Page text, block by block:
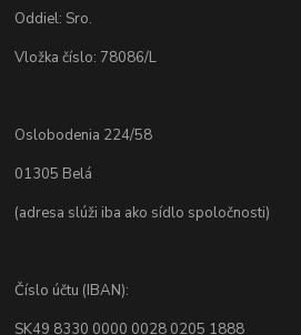
Oddiel: Sro.
Vložka číslo: 78086/L
Oslobodenia 224/58
01305 Belá
(adresa slúži iba ako sídlo spoločnosti)
Číslo účtu (IBAN):
SK49 8330 0000 0028 0205 1888